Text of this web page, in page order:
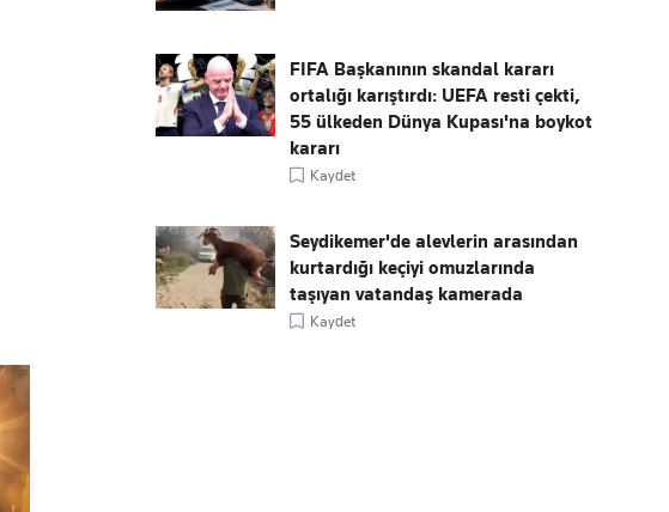
FIFA Başkanının skandal kararı
ortalığı karıştırdı: UEFA resti çekti,
55 ülkeden Dünya Kupası'na boykot
kararı
Kaydet
Seydikemer'de alevlerin arasından
kurtardığı keçiyi omuzlarında
taşıyan vatandaş kamerada
Kaydet